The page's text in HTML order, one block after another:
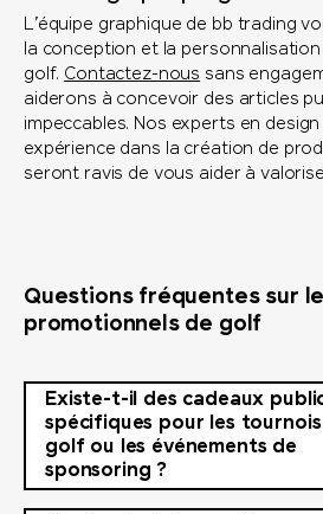
L’équipe graphique de bb trading
la conception et la
golf. Contactez-nous sans
aiderons à concevoir des articles
impeccables. Nos experts en
expérience dans la création de
seront ravis de vous aider à
Questions fréquentes sur
promotionnels de golf
Existe-t-il des cadeaux
spécifiques pour les
golf ou les événements de
sponsoring ?